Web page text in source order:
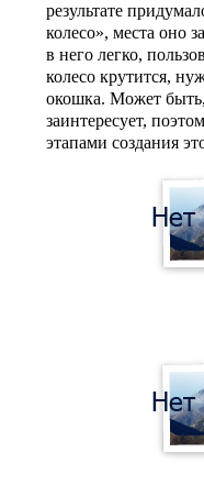
результате
колесо», места оно
в него легко,
колесо крутится,
окошка. Может
заинтересует,
этапами создания